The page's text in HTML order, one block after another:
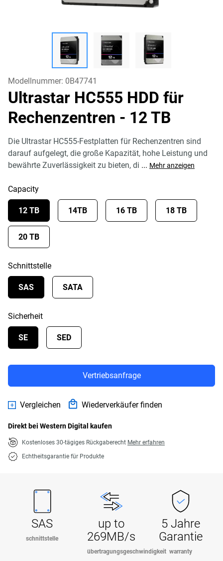
Modellnummer: 0B47741
Ultrastar HC555 HDD für
Rechenzentren - 12 TB
Die Ultrastar HC555-Festplatten für Rechenzentren sind
darauf aufgelegt, die große Kapazität, hohe Leistung und
bewährte Zuverlässigkeit zu bieten, di ... Mehr anzeigen
Capacity
12 TB 14TB 16 TB 18 TB
20 TB
Schnittstelle
SAS SATA
Sicherheit
SE SED
Vertriebsanfrage
Vergleichen Wiederverkäufer finden
Direkt bei Western Digital kaufen
Kostenloses 30-tägiges Rückgaberecht Mehr erfahren
Echtheitsgarantie für Produkte
SAS
schnittstelle
up to
269MB/s
übertragungsgeschwindigkeit
5 Jahre
Garantie
warranty